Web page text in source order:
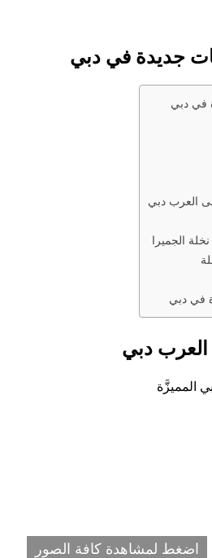
جديدة في دبي
في دبي
في دبي
دبي
اضغط لمشاهدة كافة الصور